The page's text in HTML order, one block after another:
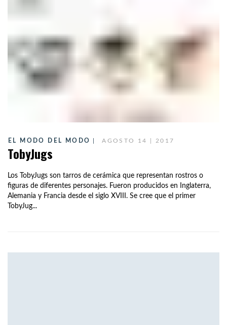
EL MODO DEL MODO AGOSTO 14 | 2017
TobyJugs
Los TobyJugs son tarros de cerámica que representan rostros o
figuras de diferentes personajes. Fueron producidos en Inglaterra,
Alemania y Francia desde el siglo XVIII. Se cree que el primer
TobyJug...